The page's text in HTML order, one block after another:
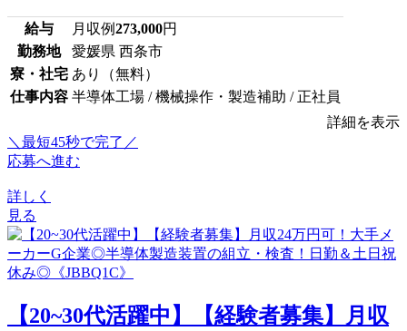
給与 月収例273,000円
勤務地
愛媛県 西条市
寮・社宅 あり（無料）
仕事内容 半導体工場 / 機械操作・製造補助 / 正社員
詳細を表示
＼最短45秒で完了／
応募へ進む
詳しく
見る
【20~30代活躍中】【経験者募集】月収